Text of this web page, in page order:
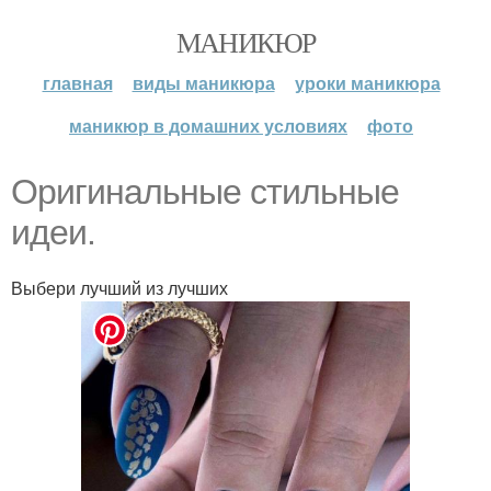
МАНИКЮР
главная виды маникюра
уроки маникюра
маникюр в домашних условиях
фото
Оригинальные стильные
идеи.
Выбери лучший из лучших